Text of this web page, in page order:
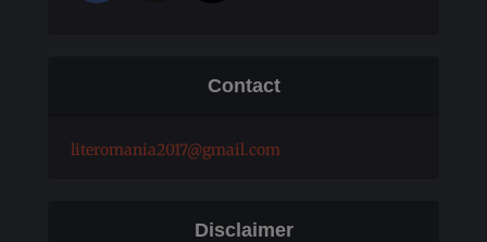
Contact
literomania2017@gmail.com
Disclaimer